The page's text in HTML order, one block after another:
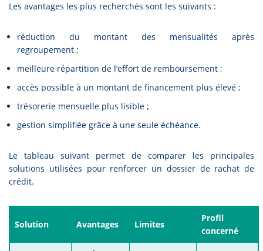
Les avantages les plus recherchés sont les suivants :
réduction du montant des mensualités après
regroupement ;
meilleure répartition de l’effort de remboursement ;
accès possible à un montant de financement plus élevé ;
trésorerie mensuelle plus lisible ;
gestion simplifiée grâce à une seule échéance.
Le tableau suivant permet de comparer les principales
solutions utilisées pour renforcer un dossier de rachat de
crédit.
Solution Avantages Limites
Profil
concerné